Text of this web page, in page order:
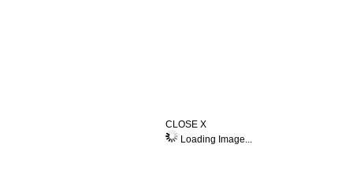
CLOSE X
Loading Image...